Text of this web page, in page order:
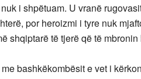
i shpëtuam. U vranë
por heroizmi i tyre nuk
shqiptarë të tjerë që të
bashkëkombësit e vet i